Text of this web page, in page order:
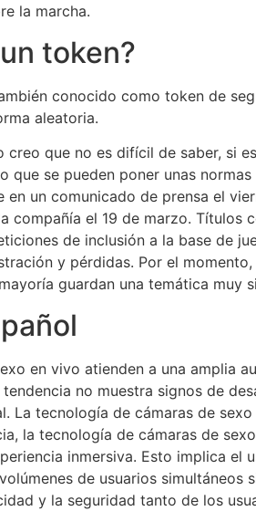
la marcha.
token?
conocido como token de
aleatoria.
creo que no es difícil de saber, si
que se pueden poner unas
en un comunicado de prensa el
compañía el 19 de marzo. Títulos
de inclusión a la base de
y pérdidas. Por el
guardan una temática muy
en vivo atienden a una amplia
tendencia no muestra signos de
La tecnología de cámaras de
la tecnología de cámaras de
inmersiva. Esto implica
de usuarios
y la seguridad tanto de los